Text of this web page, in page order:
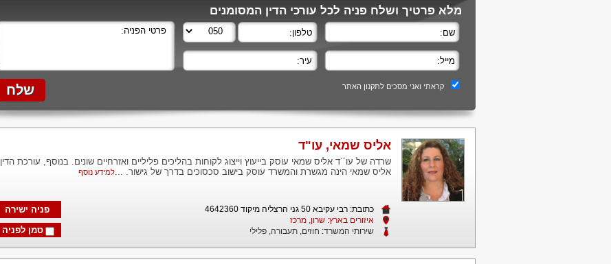
מלא פרטיך ושלח פניה לכל עורכי הדין המסומנים
קראתי ואני מסכים לתקנון האתר
אליס שמאי, עו"ד
שרדה של עו´´ד אליס שמאי עוסק בייעוץ וייצוג לקוחות בהליכים פליליים ואזרחיים שונים. בנוסף, עורכת הדין
אליס שמאי הינה מגשרת והמשרד עוסק בישוב סכסוכים בדרך של גישור. ...למידע נוסף
כתובת: רבי עקיבא 50 גני הרצליה מיקוד 4642360
איזורים בארץ: שרון, מרכז
שירותי המשרד: חוזים, תעבורה, פלילי
פניה ישירה
סמן לפניה